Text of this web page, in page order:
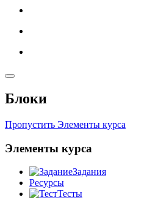
Блоки
Пропустить Элементы курса
Элементы курса
Задания
Ресурсы
Тесты